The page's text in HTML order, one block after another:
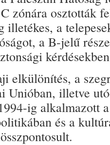
zónára osztották
illetékes, a
a B-jelű
elkülönítés, a
Unióban, illetve
ig alkalmazott
és a